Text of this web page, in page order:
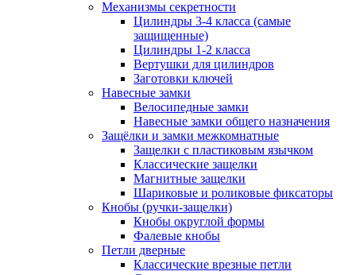
Механизмы секретности
Цилиндры 3-4 класса (самые
защищенные)
Цилиндры 1-2 класса
Вертушки для цилиндров
Заготовки ключей
Навесные замки
Велосипедные замки
Навесные замки общего назначения
Защёлки и замки межкомнатные
Защелки с пластиковым язычком
Классические защелки
Магнитные защелки
Шариковые и роликовые фиксаторы
Кнобы (ручки-защелки)
Кнобы округлой формы
Фалевые кнобы
Петли дверные
Классические врезные петли